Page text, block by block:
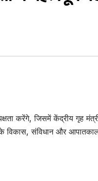
करेंगे, जिसमें केंद्रीय गृह
विकास, संविधान और